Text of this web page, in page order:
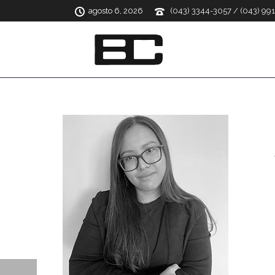
agosto 6, 2026 (043) 3344-3057 / (043)